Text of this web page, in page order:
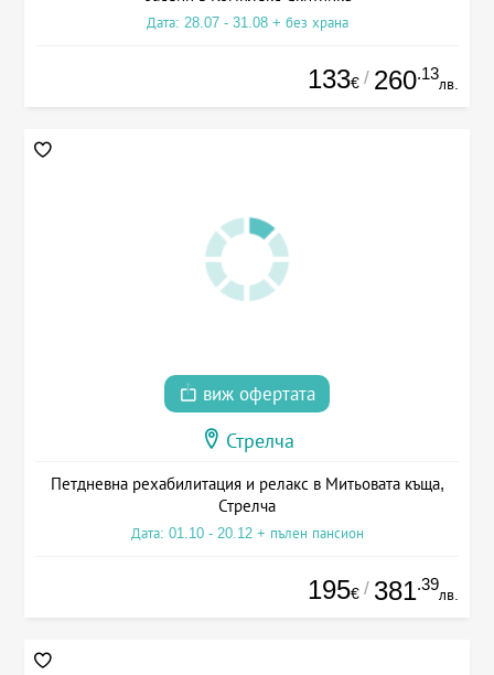
Дата: 28.07 - 31.08 + без храна
133€ / 260.13
лв.
виж офертата
Стрелча
Петдневна рехабилитация и релакс в Митьовата къща,
Стрелча
Дата: 01.10 - 20.12 + пълен пансион
195€ / 381.39
лв.